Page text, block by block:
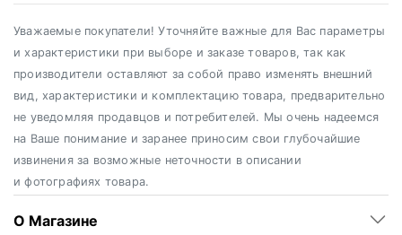
Уважаемые покупатели! Уточняйте важные для Вас параметры
и характеристики при выборе и заказе товаров, так как
производители оставляют за собой право изменять внешний
вид, характеристики и комплектацию товара, предварительно
не уведомляя продавцов и потребителей. Мы очень надеемся
на Ваше понимание и заранее приносим свои глубочайшие
извинения за возможные неточности в описании
и фотографиях товара.
О Магазине